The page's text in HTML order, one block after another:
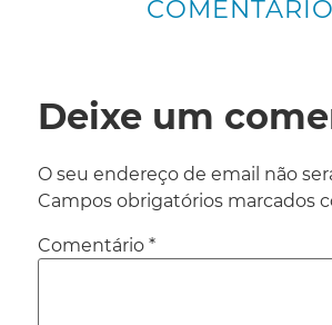
Deixe um
O seu endereço de email não
Campos obrigatórios marcados
Comentário *